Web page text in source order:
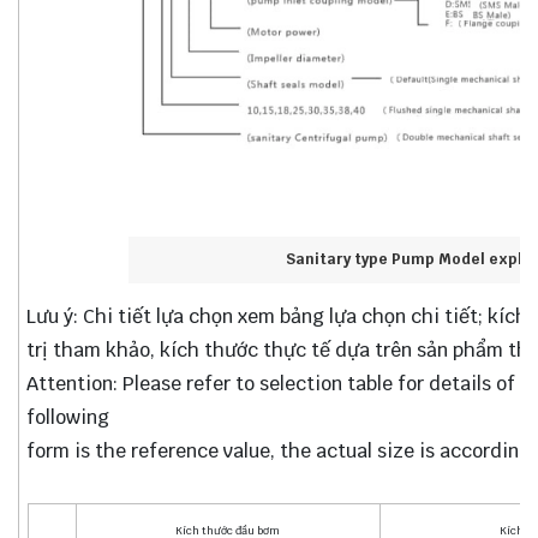
Sanitary type Pump Model
Lưu ý: Chi tiết lựa chọn xem bảng lựa chọn chi tiết;
trị tham khảo, kích thước thực tế dựa trên sản phẩm
Attention: Please refer to selection table for details of
following
form is the reference value, the actual size is
Kích thước đầu bơm Kích